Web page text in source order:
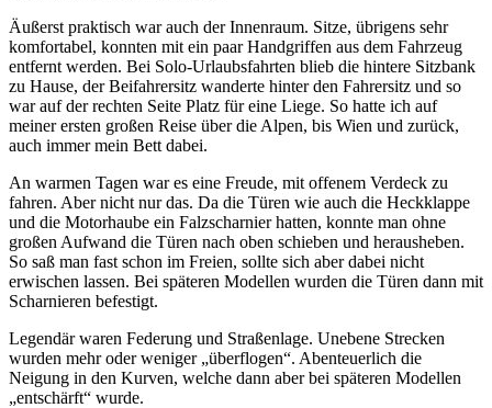
Äußerst praktisch war auch der Innenraum. Sitze, übrigens sehr
komfortabel, konnten mit ein paar Handgriffen aus dem Fahrzeug
entfernt werden. Bei Solo-Urlaubsfahrten blieb die hintere Sitzbank
zu Hause, der Beifahrersitz wanderte hinter den Fahrersitz und so
war auf der rechten Seite Platz für eine Liege. So hatte ich auf
meiner ersten großen Reise über die Alpen, bis Wien und zurück,
auch immer mein Bett dabei.
An warmen Tagen war es eine Freude, mit offenem Verdeck zu
fahren. Aber nicht nur das. Da die Türen wie auch die Heckklappe
und die Motorhaube ein Falzscharnier hatten, konnte man ohne
großen Aufwand die Türen nach oben schieben und herausheben.
So saß man fast schon im Freien, sollte sich aber dabei nicht
erwischen lassen. Bei späteren Modellen wurden die Türen dann mit
Scharnieren befestigt.
Legendär waren Federung und Straßenlage. Unebene Strecken
wurden mehr oder weniger überflogen . Abenteuerlich die
Neigung in den Kurven, welche dann aber bei späteren Modellen
entschärft
wurde.